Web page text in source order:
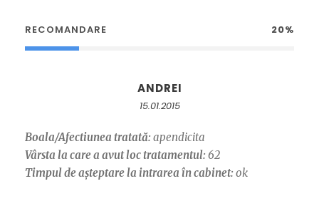
RECOMANDARE 20%
ANDREI
15.01.2015
Boala/Afectiunea tratată: apendicita
Vârsta la care a avut loc tratamentul: 62
Timpul de așteptare la intrarea în cabinet: ok